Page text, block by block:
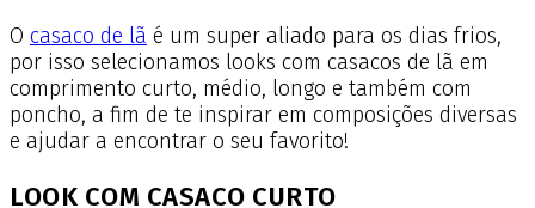
O casaco de lã é um super aliado para os dias frios,
por isso selecionamos looks com casacos de lã em
comprimento curto, médio, longo e também com
poncho, a fim de te inspirar em composições diversas
e ajudar a encontrar o seu favorito!
LOOK COM CASACO CURTO